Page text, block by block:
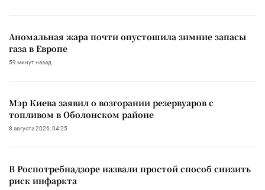
Аномальная жара почти опустошила зимние запасы
газа в Европе
59 минут назад
Мэр Киева заявил о возгорании резервуаров с
топливом в Оболонском районе
8 августа 2026, 04:25
В Роспотребнадзоре назвали простой способ снизить
риск инфаркта